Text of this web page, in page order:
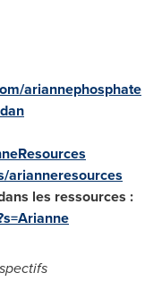
ariannephosphate
arianneresources
les ressources :